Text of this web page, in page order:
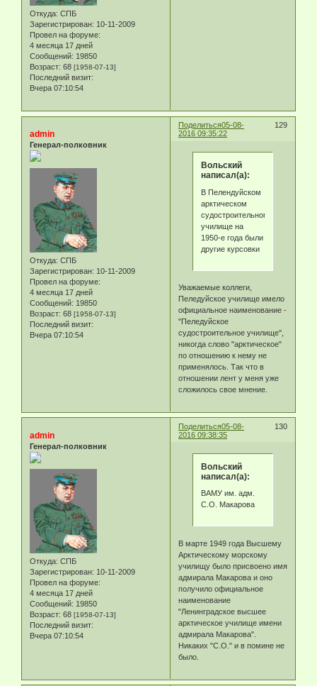
Откуда: СПБ
Зарегистрирован: 10-11-2009
Провел на форуме:
4 месяца 17 дней
Сообщений: 19850
Возраст: 68 [1958-07-13]
Последний визит:
Вчера 07:10:54
Поделиться 129
05-08-
2016 09:35:22
admin
Генерал-полковник
Откуда: СПБ
Зарегистрирован: 10-11-2009
Провел на форуме:
4 месяца 17 дней
Сообщений: 19850
Возраст: 68 [1958-07-13]
Последний визит:
Вчера 07:10:54
Вольский
написал(а):
В Пелендуйском
арктическом
судостроительном
училище на
1950-е года были
другие курсовки
Уважаемые коллеги,
Пеледуйское училище имело
официальное наименование -
"Пеледуйское
судостроительное училище",
никогда слово "арктическое"
по отношению к нему не
применялось. Так что в
отношении лент у меня уже
сложилось свое мнение.
Поделиться 130
05-08-
2016 09:38:35
admin
Генерал-полковник
Откуда: СПБ
Зарегистрирован: 10-11-2009
Провел на форуме:
4 месяца 17 дней
Сообщений: 19850
Возраст: 68 [1958-07-13]
Последний визит:
Вчера 07:10:54
Вольский
написал(а):
ВАМУ им. адм.
С.О. Макарова
В марте 1949 года Высшему
Арктическому морскому
училищу было присвоено имя
адмирала Макарова и оно
получило официальное
наименование
"Ленинградское высшее
арктическое училище имени
адмирала Макарова".
Никаких "С.О." и в помине не
было.